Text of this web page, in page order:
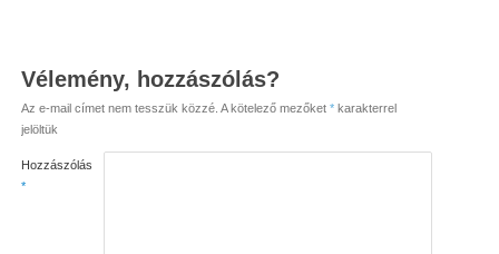
Vélemény, hozzászólás?
Az e-mail címet nem tesszük közzé. A kötelező mezőket *karakterrel
jelöltük
Hozzászólás
*